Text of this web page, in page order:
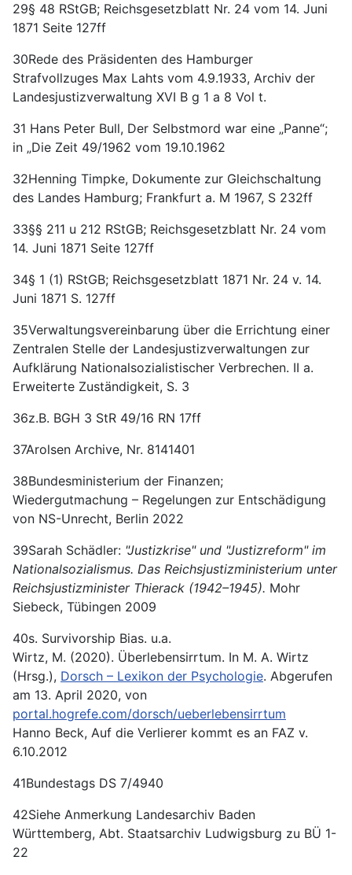
29§ 48 RStGB; Reichsgesetzblatt Nr. 24 vom 14. Juni
1871 Seite 127ff
30Rede des Präsidenten des Hamburger
Strafvollzuges Max Lahts vom 4.9.1933, Archiv der
Landesjustizverwaltung XVI B g 1 a 8 Vol t.
31 Hans Peter Bull, Der Selbstmord war eine „Panne“;
in „Die Zeit 49/1962 vom 19.10.1962
32Henning Timpke, Dokumente zur Gleichschaltung
des Landes Hamburg; Frankfurt a. M 1967, S 232ff
33§§ 211 u 212 RStGB; Reichsgesetzblatt Nr. 24 vom
14. Juni 1871 Seite 127ff
34§ 1 (1) RStGB; Reichsgesetzblatt 1871 Nr. 24 v. 14.
Juni 1871 S. 127ff
35Verwaltungsvereinbarung über die Errichtung einer
Zentralen Stelle der Landesjustizverwaltungen zur
Aufklärung Nationalsozialistischer Verbrechen. II a.
Erweiterte Zuständigkeit, S. 3
36z.B. BGH 3 StR 49/16 RN 17ff
37Arolsen Archive, Nr. 8141401
38Bundesministerium der Finanzen;
Wiedergutmachung – Regelungen zur Entschädigung
von NS-Unrecht, Berlin 2022
39Sarah Schädler: "Justizkrise" und "Justizreform" im
Nationalsozialismus. Das Reichsjustizministerium unter
Reichsjustizminister Thierack (1942–1945). Mohr
Siebeck, Tübingen 2009
40s. Survivorship Bias. u.a.
Wirtz, M. (2020). Überlebensirrtum. In M. A. Wirtz
(Hrsg.), Dorsch – Lexikon der Psychologie. Abgerufen
am 13. April 2020, von
portal.hogrefe.com/dorsch/ueberlebensirrtum
Hanno Beck, Auf die Verlierer kommt es an FAZ v.
6.10.2012
41Bundestags DS 7/4940
42Siehe Anmerkung Landesarchiv Baden
Württemberg, Abt. Staatsarchiv Ludwigsburg zu BÜ 1-
22